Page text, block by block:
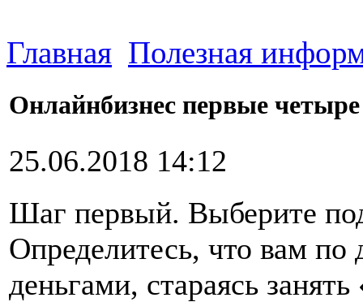
Главная Полезная
Онлайнбизнес первые
25.06.2018 14:12
Шаг первый. Выберите
Определитесь, что вам по
деньгами, стараясь